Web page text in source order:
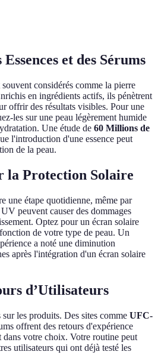
et des Sérums
souvent considérés comme la pierre
en ingrédients actifs, ils pénètrent
offrir des résultats visibles. Pour une
les sur une peau légèrement humide
Une étude de 60 Millions de
l'introduction d'une essence peut
de la peau.
la Protection Solaire
une étape quotidienne, même par
peuvent causer des dommages
Optez pour un écran solaire
de votre type de peau. Un
a noté une diminution
après l'intégration d'un écran solaire
d’Utilisateurs
les produits. Des sites comme UFC-
offrent des retours d'expérience
votre choix. Votre routine peut
utilisateurs qui ont déjà testé les